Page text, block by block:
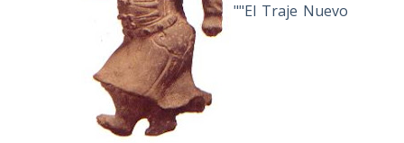
""El Traje Nuevo